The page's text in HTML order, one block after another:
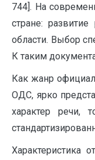
744]. На
стране:
области. Выбор
К таким
Как жанр
ОДС, ярко
характер речи,
Характеристика